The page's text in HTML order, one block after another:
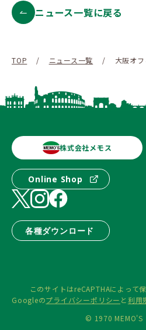
ニュース一覧に戻る
TOP / ニュース一覧 / 大阪オ
株式会社メモス
Online Shop
各種ダウンロード
このサイトはreCAPTHAによって
Googleのプライバシーポリシー と利用
© 1970 MEMO'S